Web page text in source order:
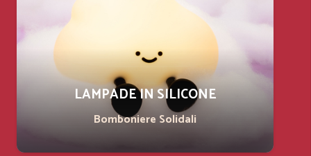
LAMPADE IN SILICONE
Bomboniere Solidali